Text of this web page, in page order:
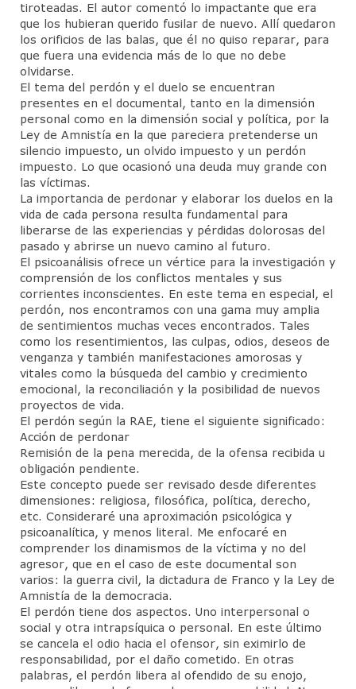
tiroteadas. El autor comentó lo impactante que era
que los hubieran querido fusilar de nuevo. Allí quedaron
los orificios de las balas, que él no quiso reparar, para
que fuera una evidencia más de lo que no debe
olvidarse.
El tema del perdón y el duelo se encuentran
presentes en el documental, tanto en la dimensión
personal como en la dimensión social y política, por la
Ley de Amnistía en la que pareciera pretenderse un
silencio impuesto, un olvido impuesto y un perdón
impuesto. Lo que ocasionó una deuda muy grande con
las víctimas.
La importancia de perdonar y elaborar los duelos en la
vida de cada persona resulta fundamental para
liberarse de las experiencias y pérdidas dolorosas del
pasado y abrirse un nuevo camino al futuro.
El psicoanálisis ofrece un vértice para la investigación y
comprensión de los conflictos mentales y sus
corrientes inconscientes. En este tema en especial, el
perdón, nos encontramos con una gama muy amplia
de sentimientos muchas veces encontrados. Tales
como los resentimientos, las culpas, odios, deseos de
venganza y también manifestaciones amorosas y
vitales como la búsqueda del cambio y crecimiento
emocional, la reconciliación y la posibilidad de nuevos
proyectos de vida.
El perdón según la RAE, tiene el siguiente significado:
Acción de perdonar
Remisión de la pena merecida, de la ofensa recibida u
obligación pendiente.
Este concepto puede ser revisado desde diferentes
dimensiones: religiosa, filosófica, política, derecho,
etc. Consideraré una aproximación psicológica y
psicoanalítica, y menos literal. Me enfocaré en
comprender los dinamismos de la víctima y no del
agresor, que en el caso de este documental son
varios: la guerra civil, la dictadura de Franco y la Ley de
Amnistía de la democracia.
El perdón tiene dos aspectos. Uno interpersonal o
social y otra intrapsíquica o personal. En este último
se cancela el odio hacia el ofensor, sin eximirlo de
responsabilidad, por el daño cometido. En otras
palabras, el perdón libera al ofendido de su enojo,